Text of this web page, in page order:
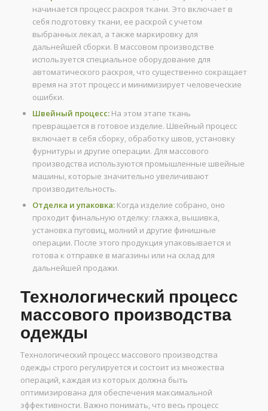
начинается процесс раскроя ткани. Это включает в
себя подготовку ткани, ее раскрой с учетом
выбранных лекал, а также маркировку для
дальнейшей сборки. В массовом производстве
используется специальное оборудование для
автоматического раскроя, что существенно сокращает
время на этот процесс и минимизирует человеческие
ошибки.
Швейный процесс:На этом этапе ткань
превращается в готовое изделие. Швейный процесс
включает в себя сборку, обработку швов, установку
фурнитуры и другие операции. Для массового
производства используются промышленные швейные
машины, которые значительно увеличивают
производительность.
Отделка и упаковка:Когда изделие собрано, оно
проходит финальную отделку: глажка, вышивка,
установка пуговиц, молний и другие финишные
операции. После этого продукция упаковывается и
готова к отправке в магазины или на склад для
дальнейшей продажи.
Технологический процесс
массового производства
одежды
Технологический процесс массового производства
одежды строго регулируется и состоит из множества
операций, каждая из которых должна быть
оптимизирована для обеспечения максимальной
эффективности. Важно понимать, что весь процесс